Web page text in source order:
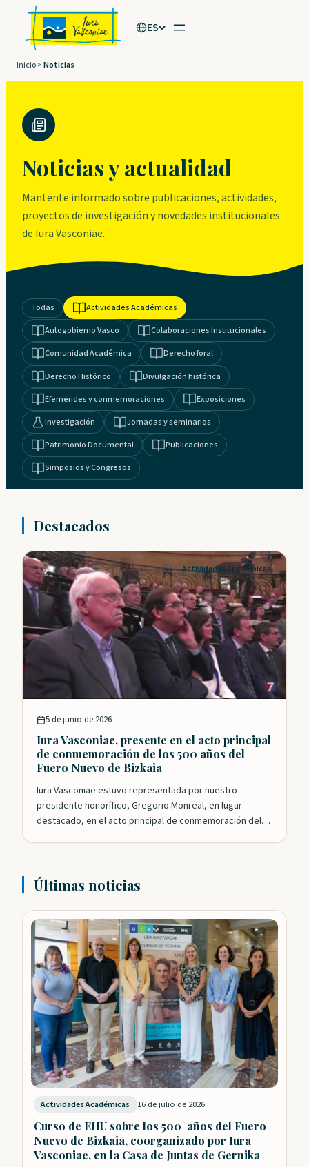
Saltar
contenido
ES
Inicio>Noticias
Noticias y actualidad
Mantente informado sobre publicaciones, actividades,
proyectos de investigación y novedades institucionales
de Iura Vasconiae.
Todas
Actividades Académicas
Autogobierno Vasco
Colaboraciones Institucionales
Comunidad Académica
Derecho foral
Derecho Histórico
Divulgación histórica
Efemérides y conmemoraciones
Exposiciones
Investigación
Jornadas y seminarios
Patrimonio Documental
Publicaciones
Simposios y Congresos
Destacados
Actividades Académicas
5 de junio de 2026
Iura Vasconiae, presente en el acto principal
de conmemoración de los 500 años del
Fuero Nuevo de Bizkaia
Iura Vasconiae estuvo representada por nuestro
presidente honorífico, Gregorio Monreal, en lugar
destacado, en el acto principal de conmemoración del…
Últimas noticias
Actividades Académicas 16 de julio de 2026
Curso de EHU sobre los 500 años del Fuero
Nuevo de Bizkaia, coorganizado por Iura
Vasconiae, en la Casa de Juntas de Gernika